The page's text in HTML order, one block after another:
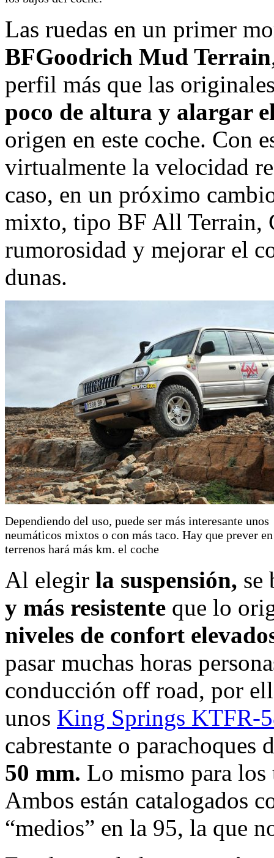
Las ruedas en un primer
BFGoodrich Mud Terrain
perfil más que las
poco de altura y alargar
origen en este coche. Con
virtualmente la velocidad
caso, en un próximo
mixto, tipo BF All Terrain,
rumorosidad y mejorar el
dunas.
Dependiendo del uso, puede ser más interesante unos
neumáticos mixtos o con más taco. Hay que prever
terrenos hará más km. el coche
Al elegir la suspensión, se
y más resistente que lo
niveles de confort
pasar muchas horas
conducción off road, por
unos King Springs KTFR-
cabrestante o parachoques
50 mm. Lo mismo para
Ambos están catalogados
“medios” en la 95, la que